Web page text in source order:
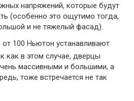
напряжений, которые будут
(особенно это ощутимо тогда,
и не тяжелый фасад).
100 Ньютон устанавливают
как в этом случае, дверцы
массивными и большими, а
тоже встречается не так